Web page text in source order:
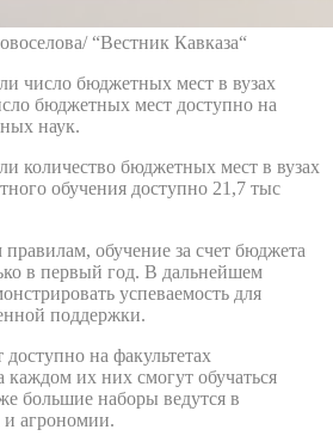
“Вестник Кавказа“
число бюджетных мест в вузах
бюджетных мест доступно на
наук.
количество бюджетных мест в вузах
обучения доступно 21,7 тыс
обучение за счет бюджета
в первый год. В дальнейшем
успеваемость для
поддержки.
на факультетах
их них смогут обучаться
большие наборы ведутся в
и агрономии.